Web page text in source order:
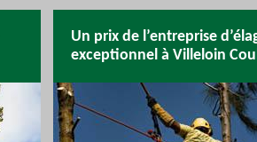
Un prix de l’entreprise
exceptionnel à Villeloin